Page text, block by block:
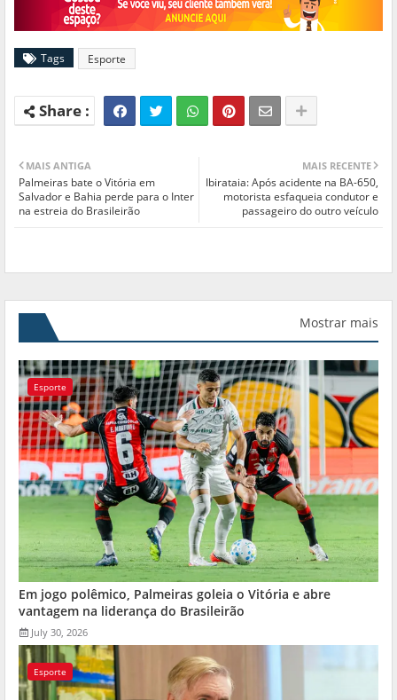
Tags Esporte
MAIS RECENTE
Ibirataia: Após acidente na BA-650,
motorista esfaqueia condutor e
passageiro do outro veículo
MAIS ANTIGA
Palmeiras bate o Vitória em
Salvador e Bahia perde para o Inter
na estreia do Brasileirão
Mostrar mais
Esporte
Em jogo polêmico, Palmeiras goleia o Vitória e abre
vantagem na liderança do Brasileirão
July 30, 2026
Esporte